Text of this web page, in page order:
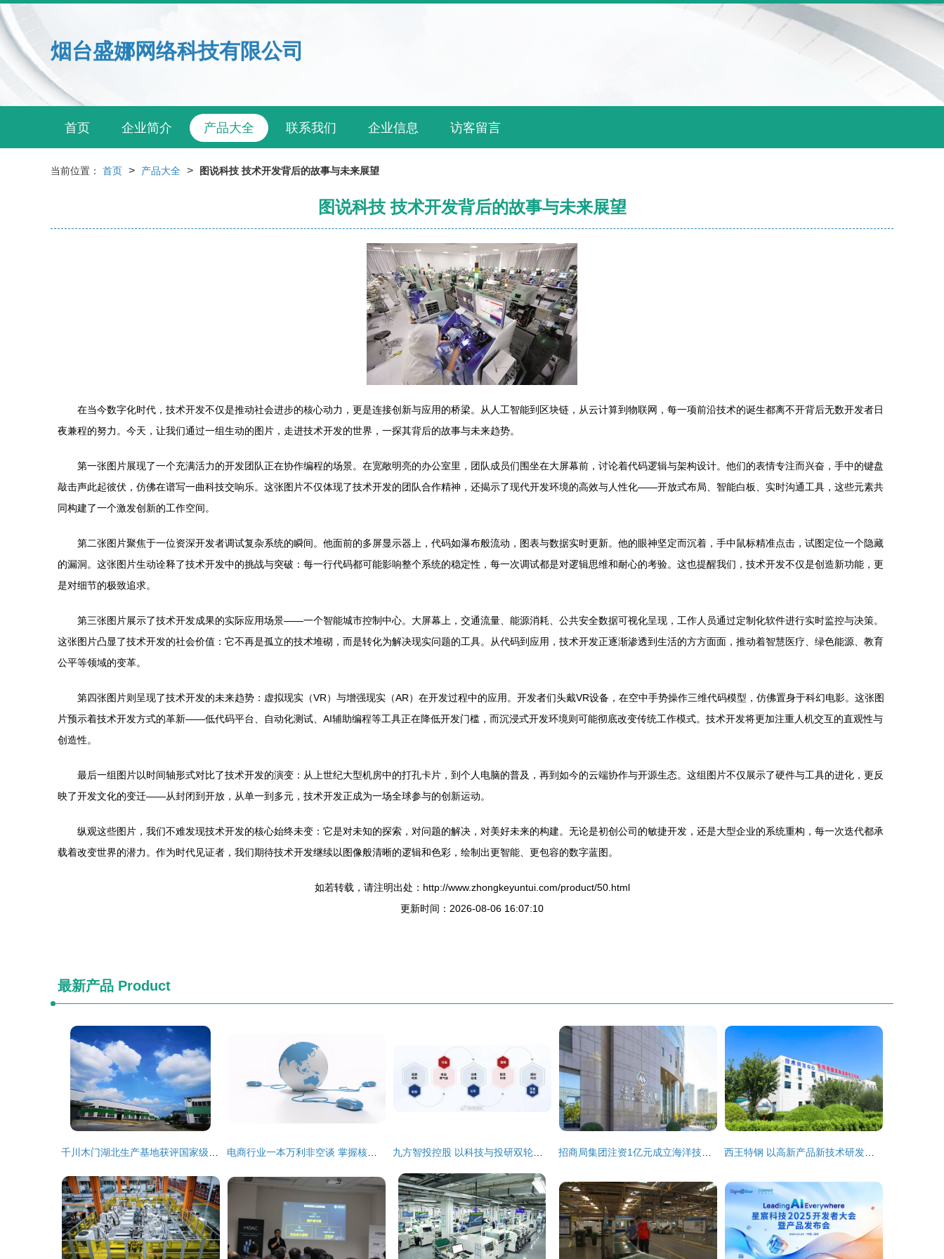
烟台盛娜网络科技有限公司
首页 企业简介 产品大全 联系我们 企业信息 访客留言
当前位置： 首页 > 产品大全 > 图说科技 技术开发背后的故事与未来展望
图说科技 技术开发背后的故事与未来展望
在当今数字化时代，技术开发不仅是推动社会进步的核心动力，更是连接创新与应用的桥梁。从人工智能到区块链，从云计算到物联网，每一项前沿技术的诞生都离不开背后无数开发者日
夜兼程的努力。今天，让我们通过一组生动的图片，走进技术开发的世界，一探其背后的故事与未来趋势。
第一张图片展现了一个充满活力的开发团队正在协作编程的场景。在宽敞明亮的办公室里，团队成员们围坐在大屏幕前，讨论着代码逻辑与架构设计。他们的表情专注而兴奋，手中的键盘
敲击声此起彼伏，仿佛在谱写一曲科技交响乐。这张图片不仅体现了技术开发的团队合作精神，还揭示了现代开发环境的高效与人性化——开放式布局、智能白板、实时沟通工具，这些元素共
同构建了一个激发创新的工作空间。
第二张图片聚焦于一位资深开发者调试复杂系统的瞬间。他面前的多屏显示器上，代码如瀑布般流动，图表与数据实时更新。他的眼神坚定而沉着，手中鼠标精准点击，试图定位一个隐藏
的漏洞。这张图片生动诠释了技术开发中的挑战与突破：每一行代码都可能影响整个系统的稳定性，每一次调试都是对逻辑思维和耐心的考验。这也提醒我们，技术开发不仅是创造新功能，更
是对细节的极致追求。
第三张图片展示了技术开发成果的实际应用场景——一个智能城市控制中心。大屏幕上，交通流量、能源消耗、公共安全数据可视化呈现，工作人员通过定制化软件进行实时监控与决策。
这张图片凸显了技术开发的社会价值：它不再是孤立的技术堆砌，而是转化为解决现实问题的工具。从代码到应用，技术开发正逐渐渗透到生活的方方面面，推动着智慧医疗、绿色能源、教育
公平等领域的变革。
第四张图片则呈现了技术开发的未来趋势：虚拟现实（VR）与增强现实（AR）在开发过程中的应用。开发者们头戴VR设备，在空中手势操作三维代码模型，仿佛置身于科幻电影。这张图
片预示着技术开发方式的革新——低代码平台、自动化测试、AI辅助编程等工具正在降低开发门槛，而沉浸式开发环境则可能彻底改变传统工作模式。技术开发将更加注重人机交互的直观性与
创造性。
最后一组图片以时间轴形式对比了技术开发的演变：从上世纪大型机房中的打孔卡片，到个人电脑的普及，再到如今的云端协作与开源生态。这组图片不仅展示了硬件与工具的进化，更反
映了开发文化的变迁——从封闭到开放，从单一到多元，技术开发正成为一场全球参与的创新运动。
纵观这些图片，我们不难发现技术开发的核心始终未变：它是对未知的探索，对问题的解决，对美好未来的构建。无论是初创公司的敏捷开发，还是大型企业的系统重构，每一次迭代都承
载着改变世界的潜力。作为时代见证者，我们期待技术开发继续以图像般清晰的逻辑和色彩，绘制出更智能、更包容的数字蓝图。
如若转载，请注明出处：http://www.zhongkeyuntui.com/product/50.html
更新时间：2026-08-06 16:07:10
最新产品 Product